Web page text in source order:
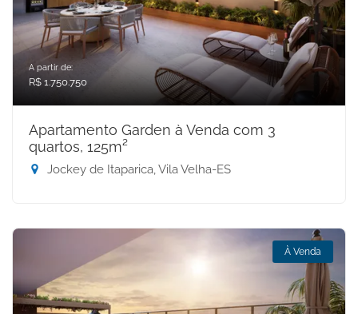
A partir de:
R$ 1.750.750
Apartamento Garden à Venda com 3
quartos, 125m²
Jockey de Itaparica, Vila Velha-ES
À Venda